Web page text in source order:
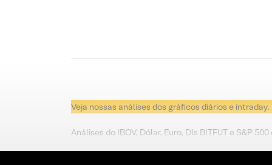
Veja nossas análises dos gráficos diários e intraday.
Análises do IBOV, Dólar, Euro, DIs BITFUT e S&P